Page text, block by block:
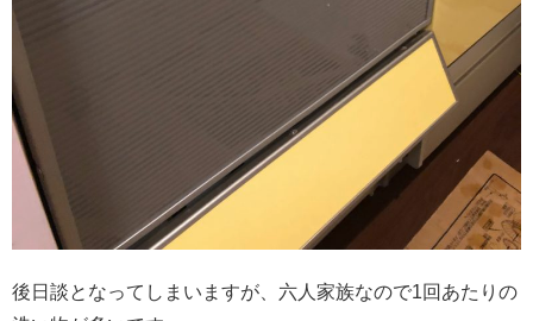
後日談となってしまいますが、六人家族なので1回あたりの